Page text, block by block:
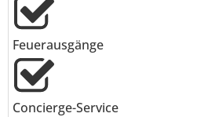
Feuerausgänge
Concierge-Service